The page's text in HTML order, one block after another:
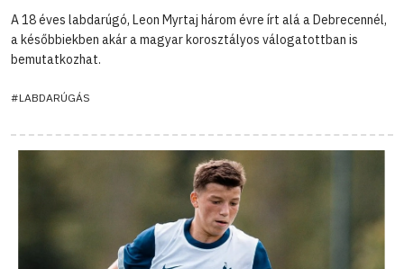
A 18 éves labdarúgó, Leon Myrtaj három évre írt alá a Debrecennél,
a későbbiekben akár a magyar korosztályos válogatottban is
bemutatkozhat.
#LABDARÚGÁS